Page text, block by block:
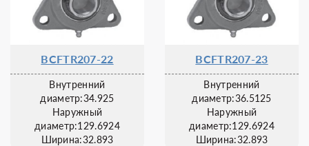
BCFTR207-22
Внутренний
диаметр:34.925
Наружный
диаметр:129.6924
Ширина:32.893
BCFTR207-23
Внутренний
диаметр:36.5125
Наружный
диаметр:129.6924
Ширина:32.893